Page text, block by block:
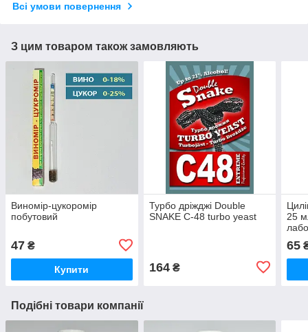
Всі умови повернення
З цим товаром також замовляють
Виномір-цукоромір
побутовий
47 ₴
Купити
Турбо дріжджі Double
SNAKE C-48 turbo yeast
164₴
25
65
Подібні товари компанії